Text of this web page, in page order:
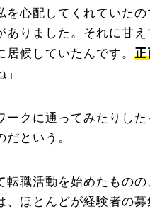
を心配してくれていた
りました。それに甘
候していたんです。
」
クに通ってみたりした
という。
転職活動を始めたもの
ほとんどが経験者の募